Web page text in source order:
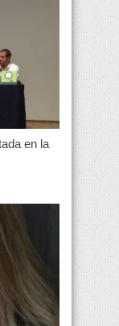
en la